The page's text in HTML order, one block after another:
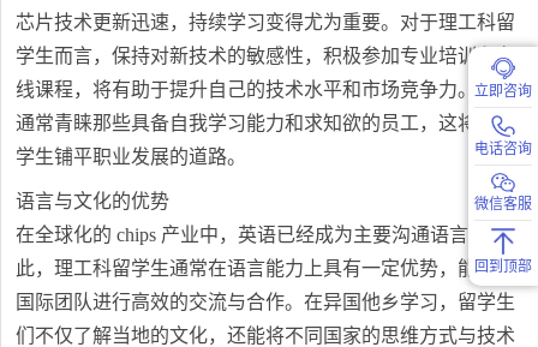
芯片技术更新迅速，持续学习变得尤为重要。对于理工科留
学生而言，保持对新技术的敏感性，积极参加专业培训和在
线课程，将有助于提升自己的技术水平和市场竞争力。企业
通常青睐那些具备自我学习能力和求知欲的员工，这将为留
学生铺平职业发展的道路。
语言与文化的优势
在全球化的 chips 产业中，英语已经成为主要沟通语言。因
此，理工科留学生通常在语言能力上具有一定优势，能够与
国际团队进行高效的交流与合作。在异国他乡学习，留学生
们不仅了解当地的文化，还能将不同国家的思维方式与技术
立即咨询
电话咨询
微信客服
回到顶部